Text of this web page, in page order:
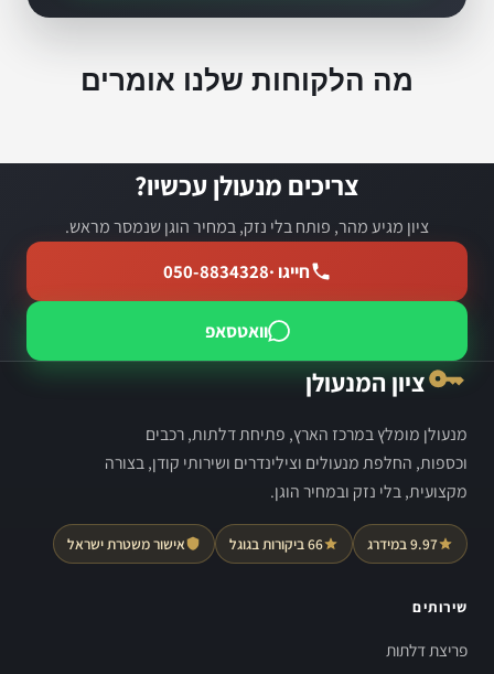
מה הלקוחות שלנו אומרים
צריכים מנעולן עכשיו?
ציון מגיע מהר, פותח בלי נזק, במחיר הוגן שנמסר מראש.
חייגו ·050-8834328
וואטסאפ
ציון המנעולן
מנעולן מומלץ במרכז הארץ, פתיחת דלתות, רכבים
וכספות, החלפת מנעולים וצילינדרים ושירותי קודן, בצורה
מקצועית, בלי נזק ובמחיר הוגן.
9.97 במידרג 66 ביקורות בגוגל אישור משטרת ישראל
שירותים
פריצת דלתות